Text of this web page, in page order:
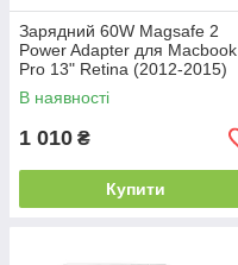
Зарядний 60W Magsafe 2
Power Adapter для Macbook
Pro 13" Retina (2012-2015)
В наявності
1 010 ₴
Купити